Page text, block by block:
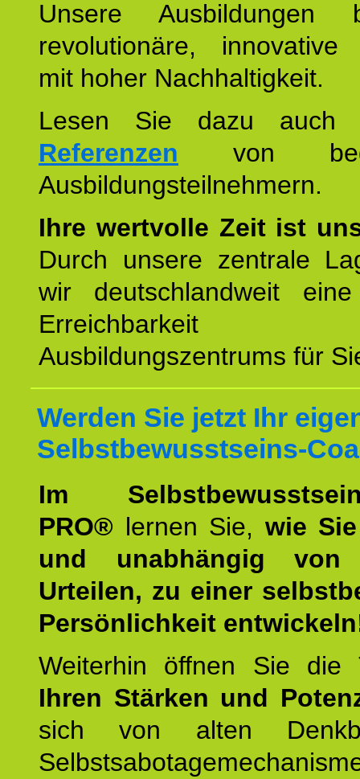
Unsere Ausbildungen
revolutionäre, innovative
mit hoher Nachhaltigkeit.
Lesen Sie dazu
Referenzen von
Ausbildungsteilnehmern.
Ihre wertvolle Zeit ist
Durch unsere zentrale
wir deutschlandweit
Erreichbarkeit
Ausbildungszentrums für
Werden Sie jetzt Ihr
Selbstbewusstseins-
Im
PRO® lernen Sie, wie
und unabhängig von
Urteilen, zu einer
Persönlichkeit
Weiterhin öffnen Sie
Ihren Stärken und
sich von alten